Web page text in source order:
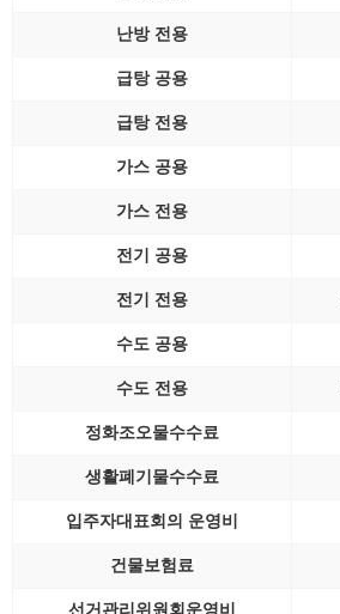
난방 전용
급탕 공용
급탕 전용
가스 공용
가스 전용
전기 공용
전기 전용
수도 공용
수도 전용
정화조오물수수료
생활폐기물수수료
입주자대표회의 운영비
건물보험료
선거관리위원회운영비